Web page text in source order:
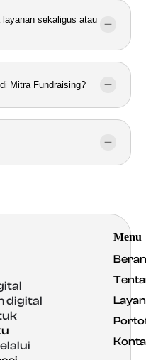
sekaligus atau
Mitra Fundraising?
digital
Menu